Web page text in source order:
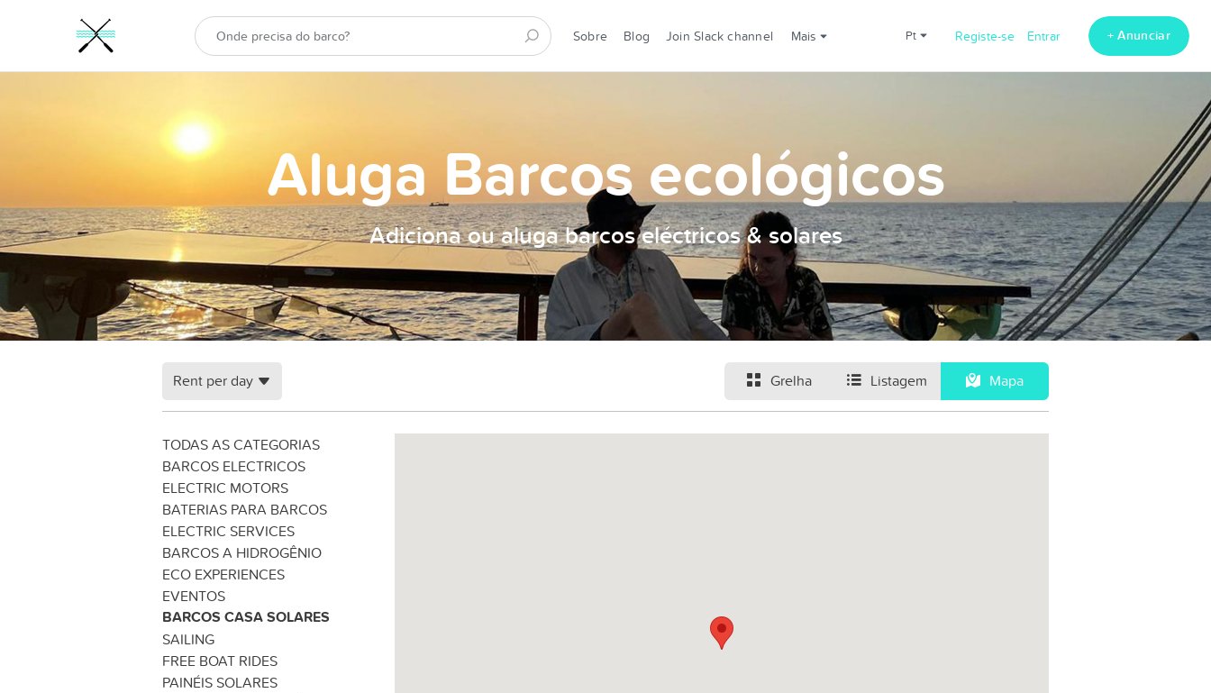
Sobre Blog Join Slack channel Mais pt Registe-se Entrar + Anunciar
Aluga Barcos ecológicos
Adiciona ou aluga barcos eléctricos & solares
Grelha Listagem Mapa
Rent per day
TODAS AS CATEGORIAS
BARCOS ELECTRICOS
ELECTRIC MOTORS
BATERIAS PARA BARCOS
ELECTRIC SERVICES
BARCOS A HIDROGÊNIO
ECO EXPERIENCES
EVENTOS
BARCOS CASA SOLARES
SAILING
FREE BOAT RIDES
PAINÉIS SOLARES